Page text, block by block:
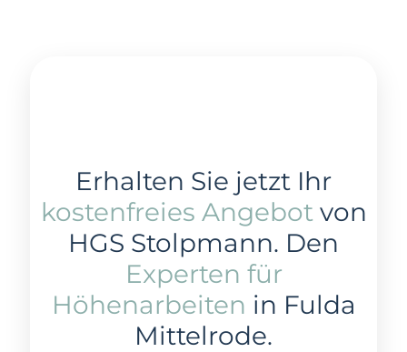
Erhalten Sie jetzt Ihr
kostenfreies Angebotvon
HGS Stolpmann. Den
Experten für
Höhenarbeiten in Fulda
Mittelrode.